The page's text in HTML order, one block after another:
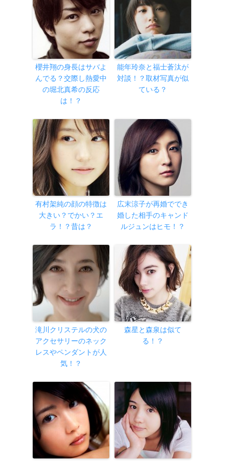
櫻井翔の身長はサバよ
んでる？交際し熱愛中
の堀北真希の反応
は！？
能年玲奈と福士蒼汰が
対談！？取材写真が似
ている？
有村架純の顔の特徴は
大きい？でかい？エ
ラ！？昔は？
広末涼子が再婚ででき
婚した相手のキャンド
ルジュンはヒモ！？
滝川クリステルの犬の
アクセサリーのネック
レスやペンダントが人
気！？
森星と森泉は似て
る！？